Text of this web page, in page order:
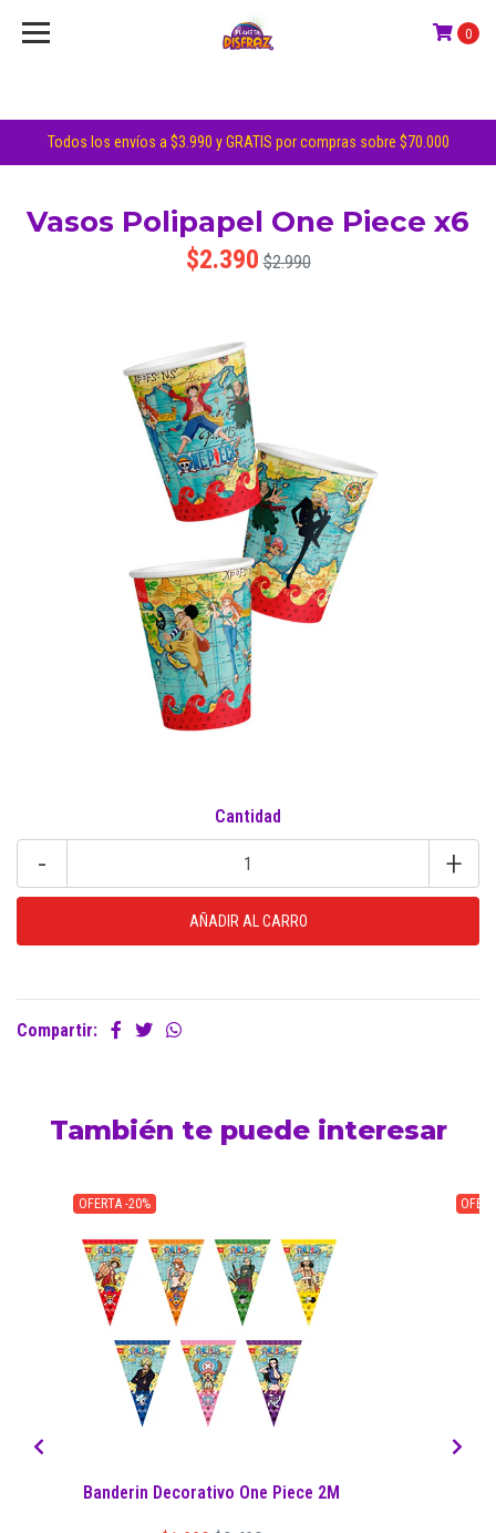
Todos los envíos a $3.990 y GRATIS por compras sobre $70.000
0
Vasos Polipapel One Piece x6
$2.390 $2.990
Cantidad
- +
Compartir:
También te puede interesar
OFERTA -20%
Banderin Decorativo One Piece 2M